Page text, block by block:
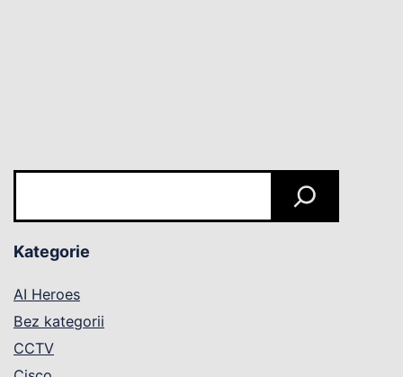
Kategorie
AI Heroes
Bez kategorii
CCTV